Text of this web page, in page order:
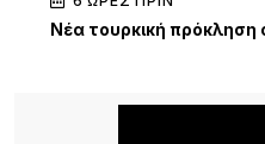
Νέα τουρκική πρόκληση
6 ΏΡΕΣ ΠΡΙΝ